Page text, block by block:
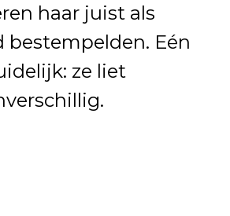
haar juist als
bestempelden. Eén
ze liet